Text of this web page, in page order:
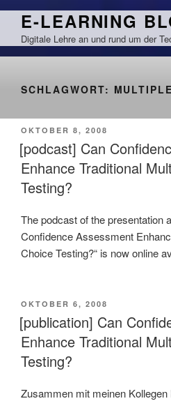
Zum
springen
E-LEARNING
Digitale Lehre an und rund um der
SCHLAGWORT:
VERÖFFENTLICHT
AM
OKTOBER 8, 2008
[podcast] Can
Enhance Traditional
Testing?
The podcast of the presentation
Confidence Assessment
Choice Testing?“ is now online
VERÖFFENTLICHT
AM
OKTOBER 6, 2008
[publication] Can
Enhance Traditional
Testing?
Zusammen mit meinen